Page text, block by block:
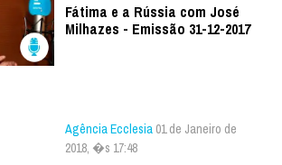
Fátima e a Rússia com José
Milhazes - Emissão 31-12-2017
Agência Ecclesia 01 de Janeiro de
2018, �s 17:48